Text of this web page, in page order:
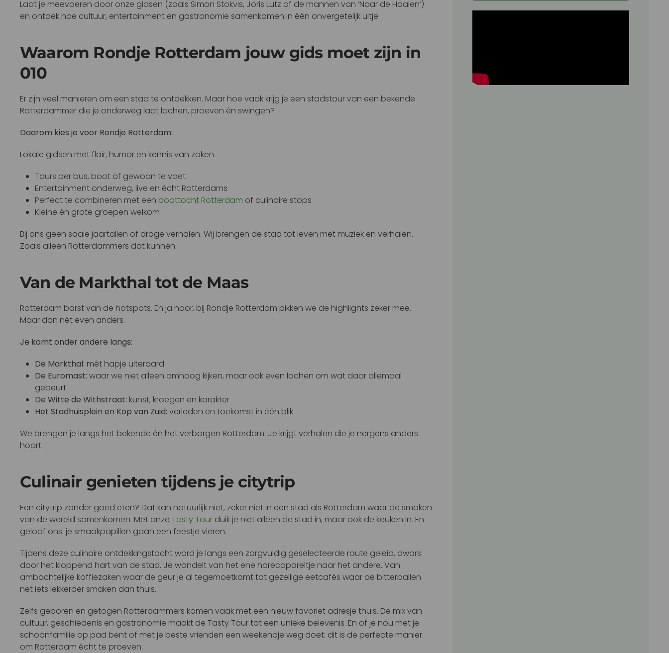
Laat je meevoeren door onze gidsen (zoals Simon Stokvis, Joris Lutz of de mannen van ‘Naar de Haaien’)
en ontdek hoe cultuur, entertainment en gastronomie samenkomen in één onvergetelijk uitje.
Waarom Rondje Rotterdam jouw gids moet zijn in
010
Er zijn veel manieren om een stad te ontdekken. Maar hoe vaak krijg je een stadstour van een bekende
Rotterdammer die je onderweg laat lachen, proeven én swingen?
Daarom kies je voor Rondje Rotterdam:
Lokale gidsen met flair, humor en kennis van zaken
Tours per bus, boot of gewoon te voet
Entertainment onderweg, live en écht Rotterdams
Perfect te combineren met een boottocht Rotterdam of culinaire stops
Kleine én grote groepen welkom
Bij ons geen saaie jaartallen of droge verhalen. Wij brengen de stad tot leven met muziek en verhalen.
Zoals alleen Rotterdammers dat kunnen.
Van de Markthal tot de Maas
Rotterdam barst van de hotspots. En ja hoor, bij Rondje Rotterdam pikken we de highlights zeker mee.
Maar dan nét even anders.
Je komt onder andere langs:
De Markthal: mét hapje uiteraard
De Euromast: waar we niet alleen omhoog kijken, maar ook even lachen om wat daar allemaal
gebeurt
De Witte de Withstraat: kunst, kroegen en karakter
Het Stadhuisplein en Kop van Zuid: verleden en toekomst in één blik
We brengen je langs het bekende én het verborgen Rotterdam. Je krijgt verhalen die je nergens anders
hoort.
Culinair genieten tijdens je citytrip
Een citytrip zonder goed eten? Dat kan natuurlijk niet, zeker niet in een stad als Rotterdam waar de smaken
van de wereld samenkomen. Met onze Tasty Tour duik je niet alleen de stad in, maar ook de keuken in. En
geloof ons: je smaakpapillen gaan een feestje vieren.
Tijdens deze culinaire ontdekkingstocht word je langs een zorgvuldig geselecteerde route geleid, dwars
door het kloppend hart van de stad. Je wandelt van het ene horecapareltje naar het andere. Van
ambachtelijke koffiezaken waar de geur je al tegemoetkomt tot gezellige eetcafés waar de bitterballen
net iets lekkerder smaken dan thuis.
Zelfs geboren en getogen Rotterdammers komen vaak met een nieuw favoriet adresje thuis. De mix van
cultuur, geschiedenis en gastronomie maakt de Tasty Tour tot een unieke belevenis. En of je nou met je
schoonfamilie op pad bent of met je beste vrienden een weekendje weg doet: dit is de perfecte manier
om Rotterdam écht te proeven.